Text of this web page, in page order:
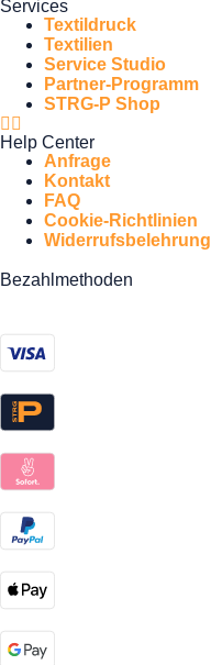
Services
Textildruck
Textilien
Service Studio
Partner-Programm
STRG-P Shop
Help Center
Anfrage
Kontakt
FAQ
Cookie-Richtlinien
Widerrufsbelehrung
Bezahlmethoden